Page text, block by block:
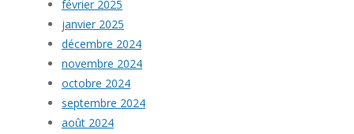
février 2025
janvier 2025
décembre 2024
novembre 2024
octobre 2024
septembre 2024
août 2024